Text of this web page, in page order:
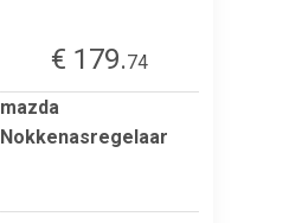
€ 179.74
mazda
Nokkenasregelaar